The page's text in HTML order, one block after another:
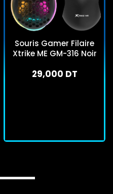
Souris Gamer Filaire
Xtrike ME GM-316 Noir
29,000 DT